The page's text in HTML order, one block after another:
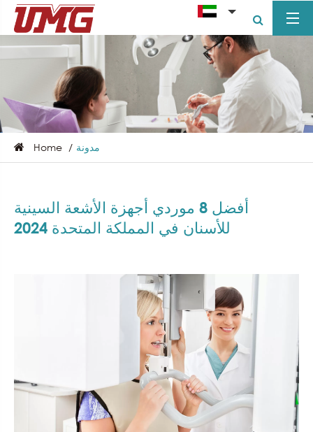
Home مدونة
أفضل 8 موردي أجهزة الأشعة السينية
للأسنان في المملكة المتحدة 2024